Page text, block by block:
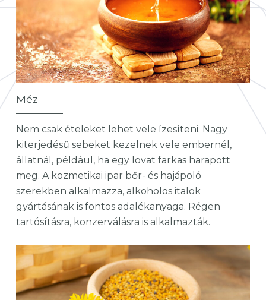
Méz
Nem csak ételeket lehet vele ízesíteni. Nagy
kiterjedésű sebeket kezelnek vele embernél,
állatnál, például, ha egy lovat farkas harapott
meg. A kozmetikai ipar bőr- és hajápoló
szerekben alkalmazza, alkoholos italok
gyártásának is fontos adalékanyaga. Régen
tartósításra, konzerválásra is alkalmazták.